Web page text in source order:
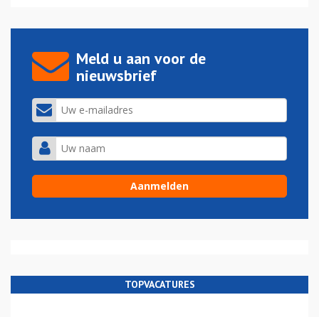
Meld u aan voor de
nieuwsbrief
TOPVACATURES